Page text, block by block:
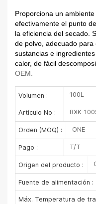
Proporciona un
efectivamente el punto
la eficiencia del secado.
de polvo, adecuado
sustancias e
calor, de fácil
OEM.
Volumen : 100L
Artículo No : BXK-
Orden (MOQ) : ONE
Pago : T/T
Origen del producto :
Fuente de alimentación :
Máx. Temperatura de